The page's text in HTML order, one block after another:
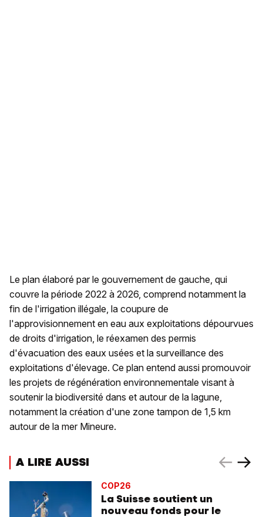
Le plan élaboré par le gouvernement de gauche, qui
couvre la période 2022 à 2026, comprend notamment la
fin de l'irrigation illégale, la coupure de
l'approvisionnement en eau aux exploitations dépourvues
de droits d'irrigation, le réexamen des permis
d'évacuation des eaux usées et la surveillance des
exploitations d'élevage. Ce plan entend aussi promouvoir
les projets de régénération environnementale visant à
soutenir la biodiversité dans et autour de la lagune,
notamment la création d'une zone tampon de 1,5 km
autour de la mer Mineure.
A LIRE AUSSI
COP26
La Suisse soutient un
nouveau fonds pour le